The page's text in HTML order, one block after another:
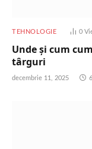
TEHNOLOGIE 0
Unde și cum
târguri
decembrie 11, 2025